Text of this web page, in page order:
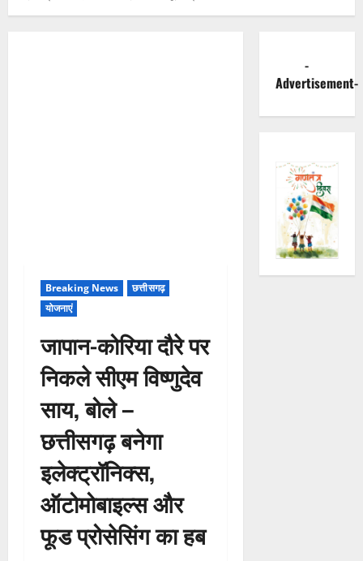
Breaking News
छत्तीसगढ़
योजनाएं
जापान-कोरिया दौरे पर
निकले सीएम विष्णुदेव
साय, बोले –
छत्तीसगढ़ बनेगा
इलेक्ट्रॉनिक्स,
ऑटोमोबाइल्स और
फूड प्रोसेसिंग का हब
-
Advertisement-